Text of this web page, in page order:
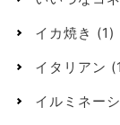
イカ焼き (1)
イタリアン
イルミネー